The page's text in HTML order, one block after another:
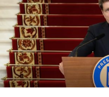
ARTICOLE PE ACEIASI TEMA:
URMATORUL
Pandemia poate influența
sfârșit de an
NU RATATI
Valabilitatea voucherelor
în 2020 a fost prelungită